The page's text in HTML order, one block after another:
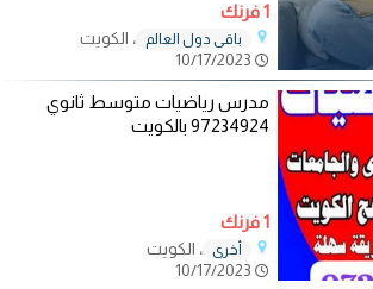
1 فرنك
باقي دول العالم
، الكويت
مدرس رياضيات متوسط ثانوي
97234924 بالكويت
1 فرنك
أخرى
، الكويت